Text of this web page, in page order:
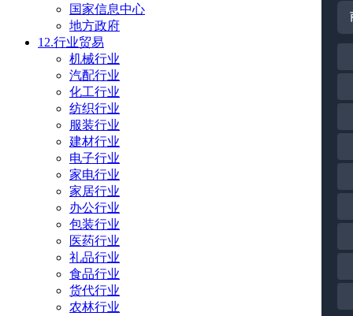
国家信息中心
地方政府
12.行业贸易
机械行业
汽配行业
化工行业
纺织行业
服装行业
建材行业
电子行业
家电行业
家居行业
办公行业
包装行业
医药行业
礼品行业
食品行业
货代行业
农林行业